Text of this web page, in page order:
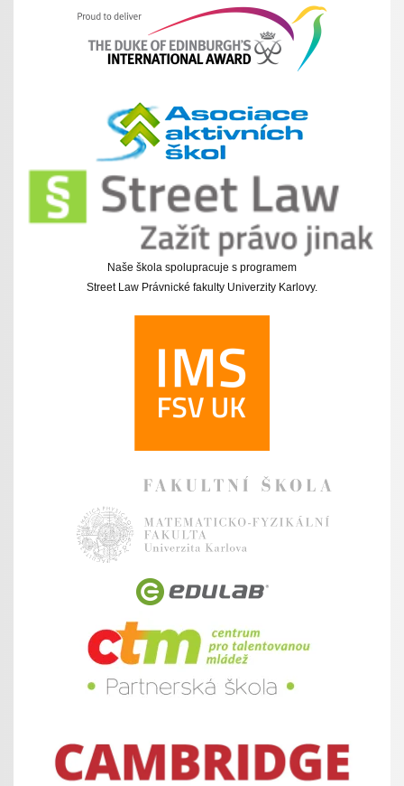
Naše škola spolupracuje s programem
Street Law Právnické fakulty Univerzity Karlovy.